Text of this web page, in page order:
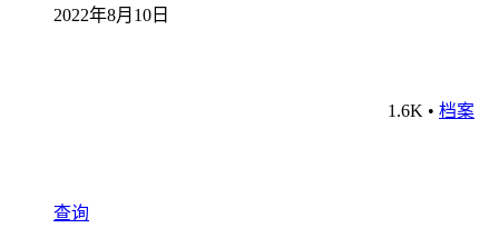
2022年8月10日
1.6K • 档案
查询